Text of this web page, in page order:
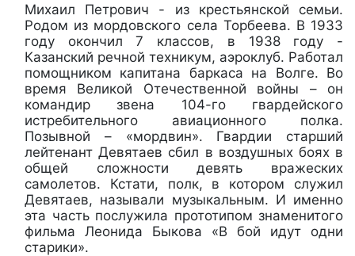
Михаил Петрович - из крестьянской семьи.
Родом из мордовского села Торбеева. В 1933
году окончил 7 классов, в 1938 году -
Казанский речной техникум, аэроклуб. Работал
помощником капитана баркаса на Волге. Во
время Великой Отечественной войны – он
командир звена 104-го гвардейского
истребительного авиационного полка.
Позывной – «мордвин». Гвардии старший
лейтенант Девятаев сбил в воздушных боях в
общей сложности девять вражеских
самолетов. Кстати, полк, в котором служил
Девятаев, называли музыкальным. И именно
эта часть послужила прототипом знаменитого
фильма Леонида Быкова «В бой идут одни
старики».